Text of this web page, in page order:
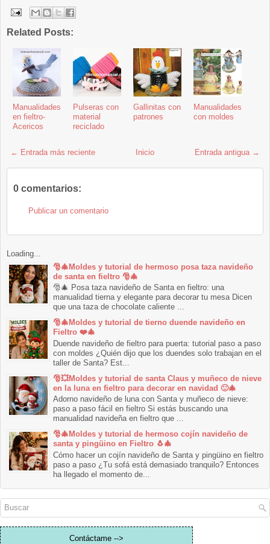
Related Posts:
Manualidades
en fieltro-
Acericos
Pulseras con
material
reciclado
Gallinitas con
patrones
Manualidades
con moldes
← Entrada más reciente Entrada antigua →
Inicio
0 comentarios:
Publicar un comentario
Loading...
🎅🎄Moldes y tutorial de hermoso posa taza navideño
de santa en fieltro 🎅🎄
🎅🎄 Posa taza navideño de Santa en fieltro: una
manualidad tierna y elegante para decorar tu mesa Dicen
que una taza de chocolate caliente ...
🎅🎄Moldes y tutorial de tierno duende navideño en
Fieltro ❤️🎄
Duende navideño de fieltro para puerta: tutorial paso a paso
con moldes ¿Quién dijo que los duendes solo trabajan en el
taller de Santa? Est...
🎅💥Moldes y tutorial de santa Claus y muñeco de nieve
en la luna en fieltro para decorar en navidad 🙂🎄
Adorno navideño de luna con Santa y muñeco de nieve:
paso a paso fácil en fieltro Si estás buscando una
manualidad navideña en fieltro que ...
🎅🎄Moldes y tutorial de hermoso cojín navideño de
santa y pingüino en Fieltro 🐧🎄
Cómo hacer un cojín navideño de Santa y pingüino en fieltro
paso a paso ¿Tu sofá está demasiado tranquilo? Entonces
ha llegado el momento de...
Contáctame -->